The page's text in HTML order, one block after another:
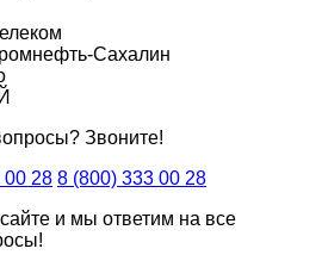
Звоните!
00 28 8 (800) 333 00 28
и мы ответим на все